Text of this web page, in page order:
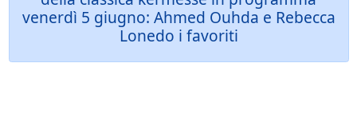
venerdì 5 giugno: Ahmed Ouhda e Rebecca
Lonedo i favoriti